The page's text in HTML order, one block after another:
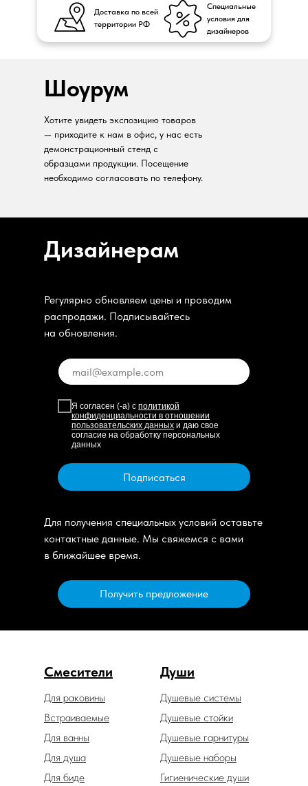
Доставка по всей
территории РФ
Специальные
условия для
дизайнеров
Шоурум
Хотите увидеть экспозицию товаров
— приходите к нам в офис, у нас есть
демонстрационный стенд с
образцами продукции. Посещение
необходимо согласовать по телефону.
Дизайнерам
Регулярно обновляем цены и проводим
распродажи. Подписывайтесь
на обновления.
Я согласен (-а) с политикой
конфиденциальности в отношении
пользовательских данных и даю свое
согласие на обработку персональных
данных
Подписаться
Для получения специальных условий оставьте
контактные данные. Мы свяжемся с вами
в ближайшее время.
Получить предложение
Смесители Души
Душевые гарнитуры
Душевые системы
Гигиенические души
Душевые наборы
Встраиваемые
Для биде
Для ванны
Для душа
Для раковины
Душевые стойки